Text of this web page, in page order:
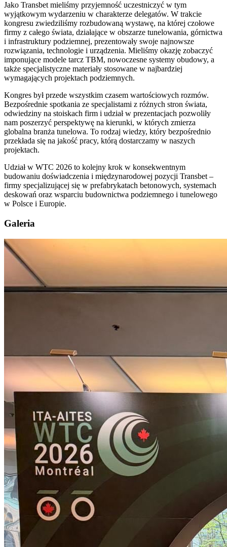
Jako Transbet mieliśmy przyjemność uczestniczyć w tym
wyjątkowym wydarzeniu w charakterze delegatów. W trakcie
kongresu zwiedziliśmy rozbudowaną wystawę, na której czołowe
firmy z całego świata, działające w obszarze tunelowania, górnictwa
i infrastruktury podziemnej, prezentowały swoje najnowsze
rozwiązania, technologie i urządzenia. Mieliśmy okazję zobaczyć
imponujące modele tarcz TBM, nowoczesne systemy obudowy, a
także specjalistyczne materiały stosowane w najbardziej
wymagających projektach podziemnych.
Kongres był przede wszystkim czasem wartościowych rozmów.
Bezpośrednie spotkania ze specjalistami z różnych stron świata,
odwiedziny na stoiskach firm i udział w prezentacjach pozwoliły
nam poszerzyć perspektywę na kierunki, w których zmierza
globalna branża tunelowa. To rodzaj wiedzy, który bezpośrednio
przekłada się na jakość pracy, którą dostarczamy w naszych
projektach.
Udział w WTC 2026 to kolejny krok w konsekwentnym
budowaniu doświadczenia i międzynarodowej pozycji Transbet –
firmy specjalizującej się w prefabrykatach betonowych, systemach
deskowań oraz wsparciu budownictwa podziemnego i tunelowego
w Polsce i Europie.
Galeria